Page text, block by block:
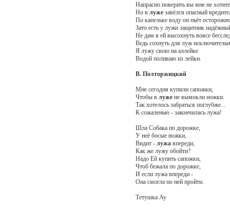
Напрасно поверить вы мне не
Но в лужезавёлся опасный
По капельке воду он пьёт
Зато есть у лужи защитник
Не дам я ей высохнуть вовсе
Ведь сохнуть для луж
Я лужу свою на аллейке
Водой поливаю из лейки.
В. Полторжицкий
Мне сегодня купили сапожки,
Чтобы в лужене вымокли ножки.
Так хотелось забраться поглубже...
К сожаленью - закончилась лужа!
Шла Собака по дорожке,
У неё босые ножки,
Видит - лужавпереди,
Как же лужу обойти?
Надо Ей купить сапожки,
Чтоб бежала по дорожке,
И если лужа впереди -
Она смогла по ней пройти.
Тетушка Ау